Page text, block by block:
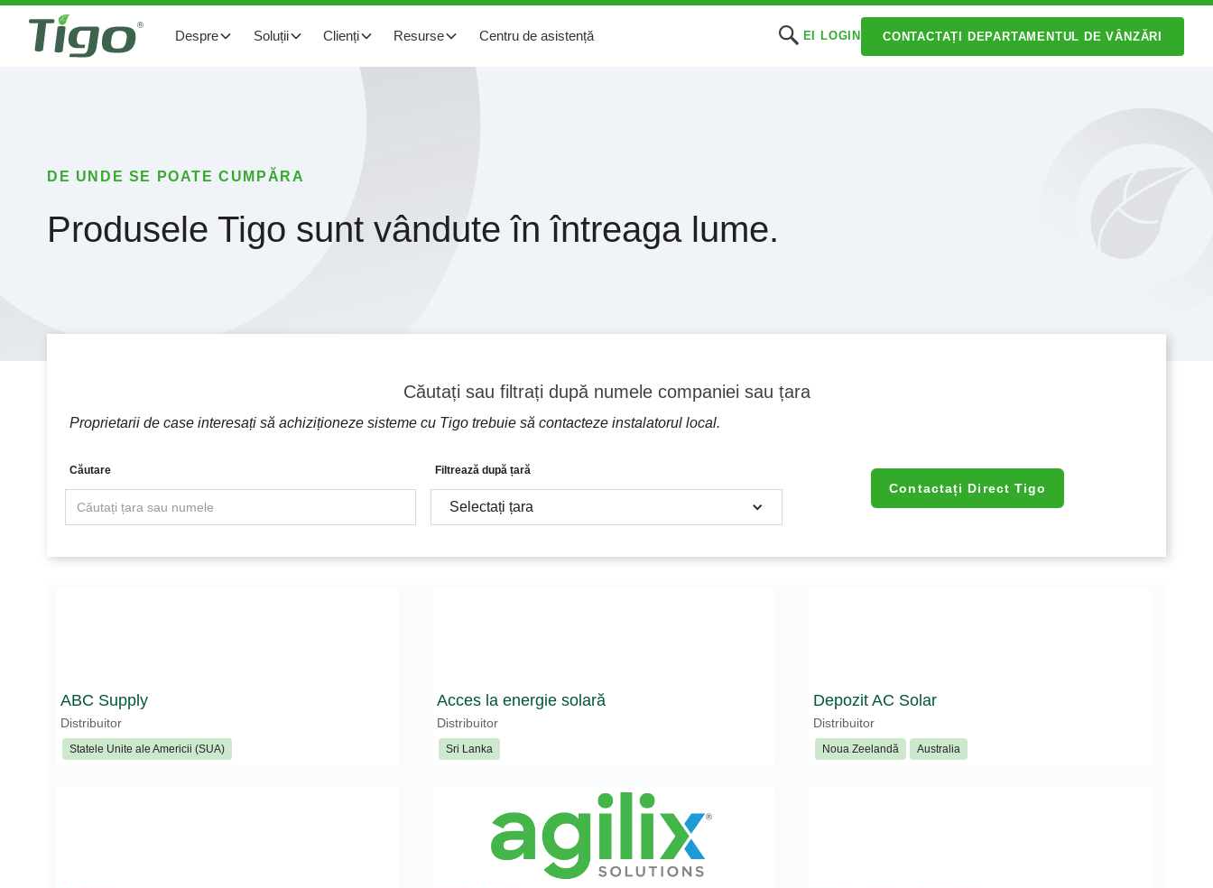
Despre Soluții Clienți Resurse Centru de asistență EI LOGIN CONTACTAȚI DEPARTAMENTUL DE VÂNZĂRI
DE UNDE SE POATE CUMPĂRA
Produsele Tigo sunt vândute în întreaga lume.
Căutați sau filtrați după numele companiei sau țara
Proprietarii de case interesați să achiziționeze sisteme cu Tigo trebuie să contacteze instalatorul local.
Căutare Filtrează după țară
Selectați țara
Contactați Direct Tigo
ABC Supply
Distribuitor
Statele Unite ale Americii (SUA)
Acces la energie solară
Distribuitor
Sri Lanka
Depozit AC Solar
Distribuitor
Noua Zeelandă Australia